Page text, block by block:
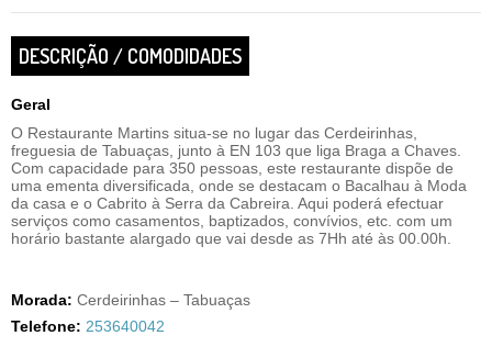
DESCRIÇÃO / COMODIDADES
Geral
O Restaurante Martins situa-se no lugar das Cerdeirinhas,
freguesia de Tabuaças, junto à EN 103 que liga Braga a Chaves.
Com capacidade para 350 pessoas, este restaurante dispõe de
uma ementa diversificada, onde se destacam o Bacalhau à Moda
da casa e o Cabrito à Serra da Cabreira. Aqui poderá efectuar
serviços como casamentos, baptizados, convívios, etc. com um
horário bastante alargado que vai desde as 7Hh até às 00.00h.
Morada: Cerdeirinhas – Tabuaças
Telefone: 253640042